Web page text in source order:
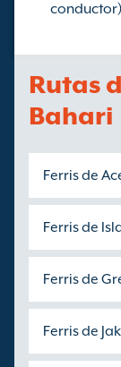
Rutas
Bahari
Ferris de
Ferris de
Ferris de
Ferris de